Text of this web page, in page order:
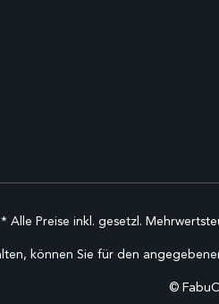
* Alle Preise inkl. gesetzl.
können Sie für den
©